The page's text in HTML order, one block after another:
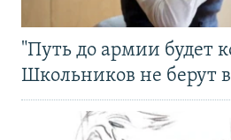
"Путь до армии будет
Школьников не берут